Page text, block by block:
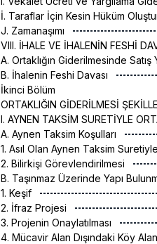
İ. Taraflar İçin Kesin Hüküm
J. Zamanaşımı
VIII. İHALE VE İHALENİN FESHİ
A. Ortaklığın Giderilmesinde Satış
B. İhalenin Feshi Davası
İkinci Bölüm
ORTAKLIĞIN GİDERİLMESİ
I. AYNEN TAKSİM SURETİYLE
A. Aynen Taksim Koşulları
1. Asıl Olan Aynen Taksim
2. Bilirkişi Görevlendirilmesi
B. Taşınmaz Üzerinde Yapı
1. Keşif
2. İfraz Projesi
3. Projenin Onaylatılması
4. Mücavir Alan Dışındaki Köy